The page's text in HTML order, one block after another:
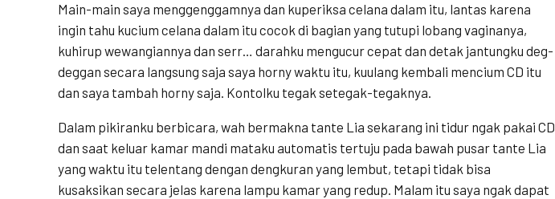
Main-main saya menggenggamnya dan kuperiksa celana dalam itu, lantas karena
ingin tahu kucium celana dalam itu cocok di bagian yang tutupi lobang vaginanya,
kuhirup wewangiannya dan serr… darahku mengucur cepat dan detak jantungku deg-
deggan secara langsung saja saya horny waktu itu, kuulang kembali mencium CD itu
dan saya tambah horny saja. Kontolku tegak setegak-tegaknya.
Dalam pikiranku berbicara, wah bermakna tante Lia sekarang ini tidur ngak pakai CD
dan saat keluar kamar mandi mataku automatis tertuju pada bawah pusar tante Lia
yang waktu itu telentang dengan dengkuran yang lembut, tetapi tidak bisa
kusaksikan secara jelas karena lampu kamar yang redup. Malam itu saya ngak dapat